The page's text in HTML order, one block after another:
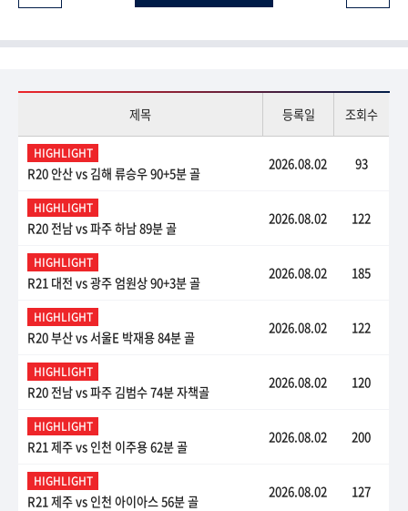
제목 등록일 조회수
HIGHLIGHT
R20 안산 vs 김해 류승우 90+5분 골
2026.08.02 93
HIGHLIGHT
R20 전남 vs 파주 하남 89분 골
2026.08.02 122
HIGHLIGHT
R21 대전 vs 광주 엄원상 90+3분 골
2026.08.02 185
HIGHLIGHT
R20 부산 vs 서울E 박재용 84분 골
2026.08.02 122
HIGHLIGHT
R20 전남 vs 파주 김범수 74분 자책골
2026.08.02 120
HIGHLIGHT
R21 제주 vs 인천 이주용 62분 골
2026.08.02 200
HIGHLIGHT
R21 제주 vs 인천 아이아스 56분 골
2026.08.02 127